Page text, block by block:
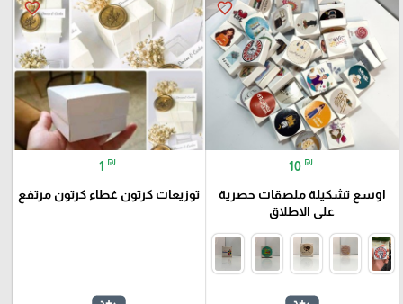
favorite_border
10 ₪
اوسع تشكيلة ملصقات حصرية
على الاطلاق
favorite_border
1 ₪
توزيعات كرتون غطاء كرتون مرتفع